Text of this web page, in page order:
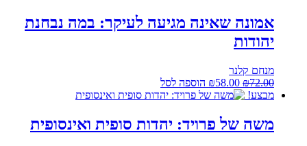
₪66.00.
₪53.00.
אמונה שאינה מגיעה לעיקר: במה נבחנת
יהודות
מנחם קלנר
₪72.00
המחיר
המקורי
₪72.00.
₪58.00
המחיר
הנוכחי
₪58.00.
הוספה לסל
מבצע!
משה של פרויד: יהדות סופית ואינסופית